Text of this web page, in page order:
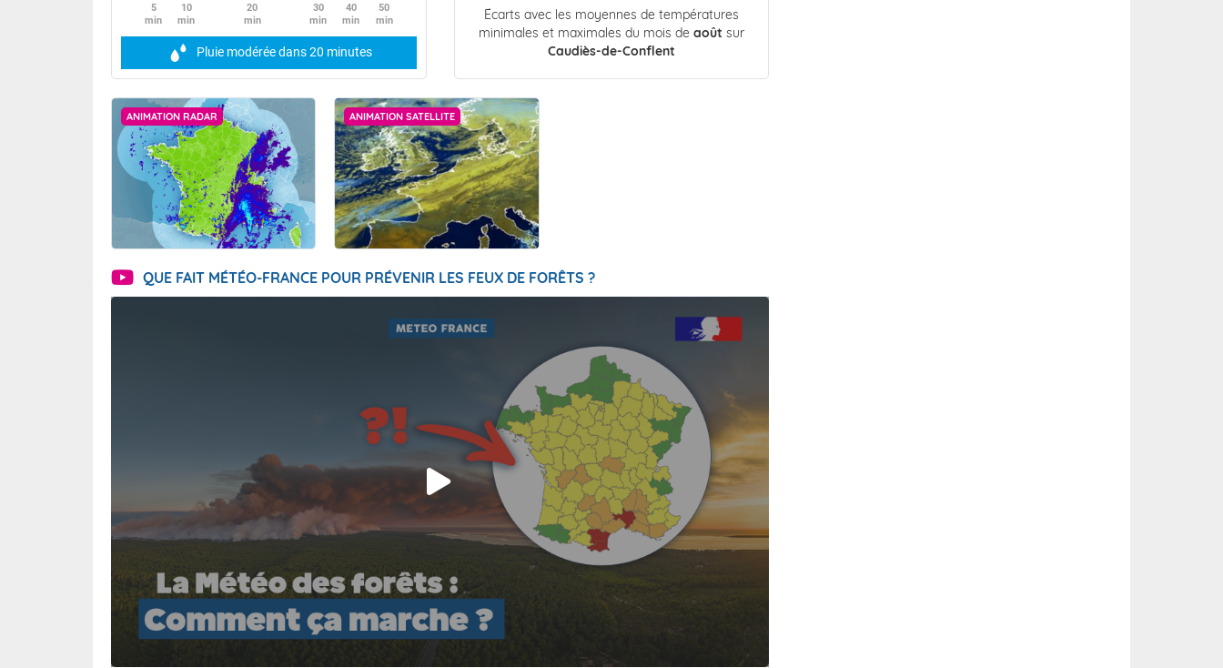
5
min
10
min
20
min
30
min
40
min
50
min
Pluie modéréedans 20 minutes
Écarts avec les moyennes de températures
minimales et maximales du mois de août sur
Caudiès-de-Conflent
ANIMATION RADAR ANIMATION SATELLITE
QUE FAIT MÉTÉO-FRANCE POUR PRÉVENIR LES FEUX DE FORÊTS ?